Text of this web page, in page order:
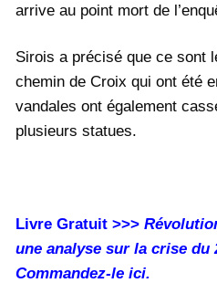
arrive au point mort de
Sirois a précisé que ce sont
chemin de Croix qui ont été
vandales ont également
plusieurs statues.
Livre Gratuit >>>
une analyse sur la crise du
Commandez-le ici.